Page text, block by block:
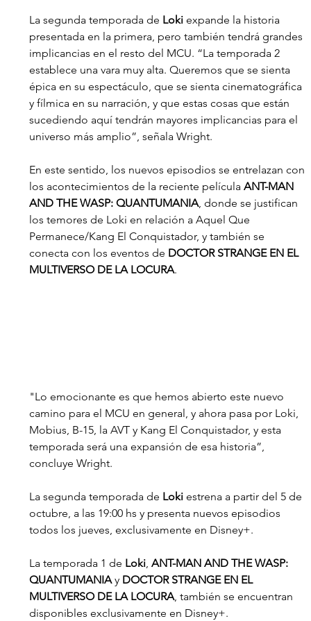
La segunda temporada de Loki expande la historia
presentada en la primera, pero también tendrá grandes
implicancias en el resto del MCU. “La temporada 2
establece una vara muy alta. Queremos que se sienta
épica en su espectáculo, que se sienta cinematográfica
y fílmica en su narración, y que estas cosas que están
sucediendo aquí tendrán mayores implicancias para el
universo más amplio”, señala Wright.
En este sentido, los nuevos episodios se entrelazan con
los acontecimientos de la reciente película ANT-MAN
AND THE WASP: QUANTUMANIA, donde se justifican
los temores de Loki en relación a Aquel Que
Permanece/Kang El Conquistador, y también se
conecta con los eventos de DOCTOR STRANGE EN EL
MULTIVERSO DE LA LOCURA.
"Lo emocionante es que hemos abierto este nuevo
camino para el MCU en general, y ahora pasa por Loki,
Mobius, B-15, la AVT y Kang El Conquistador, y esta
temporada será una expansión de esa historia”,
concluye Wright.
La segunda temporada de Loki estrena a partir del 5 de
octubre, a las 19:00 hs y presenta nuevos episodios
todos los jueves, exclusivamente en Disney+.
La temporada 1 de Loki, ANT-MAN AND THE WASP:
QUANTUMANIA y DOCTOR STRANGE EN EL
MULTIVERSO DE LA LOCURA, también se encuentran
disponibles exclusivamente en Disney+.